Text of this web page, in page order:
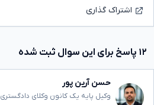
اشتراک گذاری
۱۲ پاسخ برای این سوال ثبت شده
حسن آرین پور
وکیل پایه یک کانون وکلای دادگستری